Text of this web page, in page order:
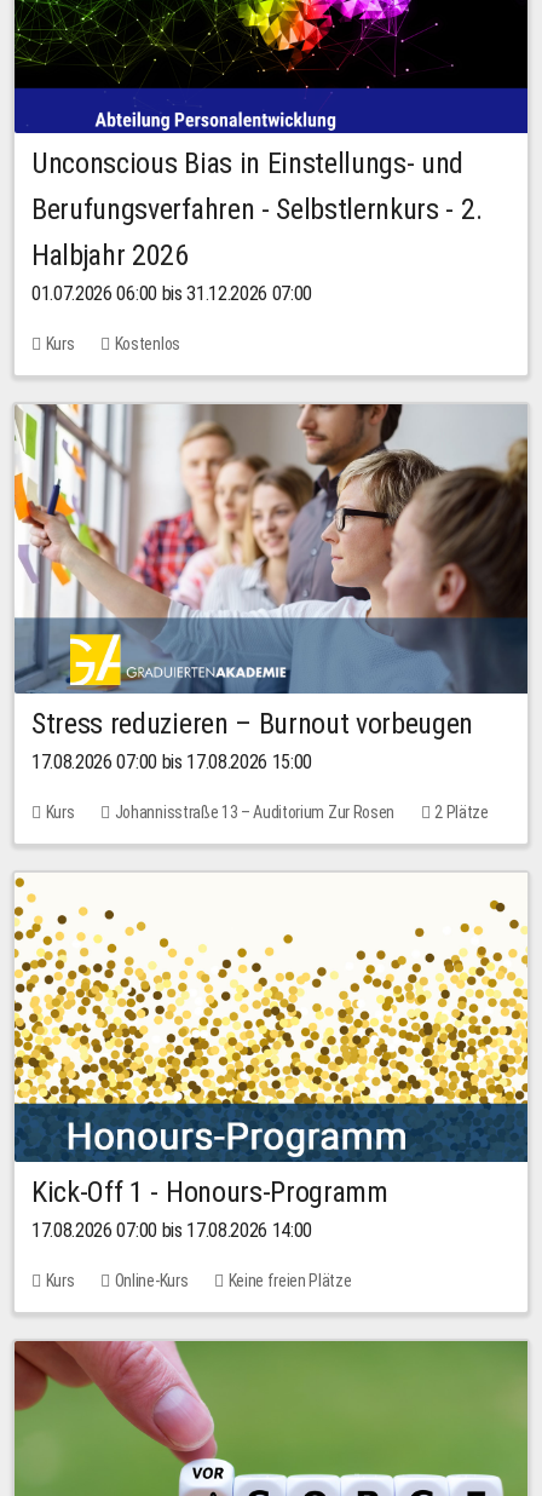
Unconscious Bias in Einstellungs- und
Berufungsverfahren - Selbstlernkurs - 2.
Halbjahr 2026
01.07.2026 06:00 bis 31.12.2026 07:00
Kurs Kostenlos
Stress reduzieren – Burnout vorbeugen
17.08.2026 07:00 bis 17.08.2026 15:00
Kurs Johannisstraße 13 – Auditorium Zur Rosen
2 Plätze
10,00 EUR
Kick-Off 1 - Honours-Programm
17.08.2026 07:00 bis 17.08.2026 14:00
Kurs Online-Kurs Keine freien Plätze